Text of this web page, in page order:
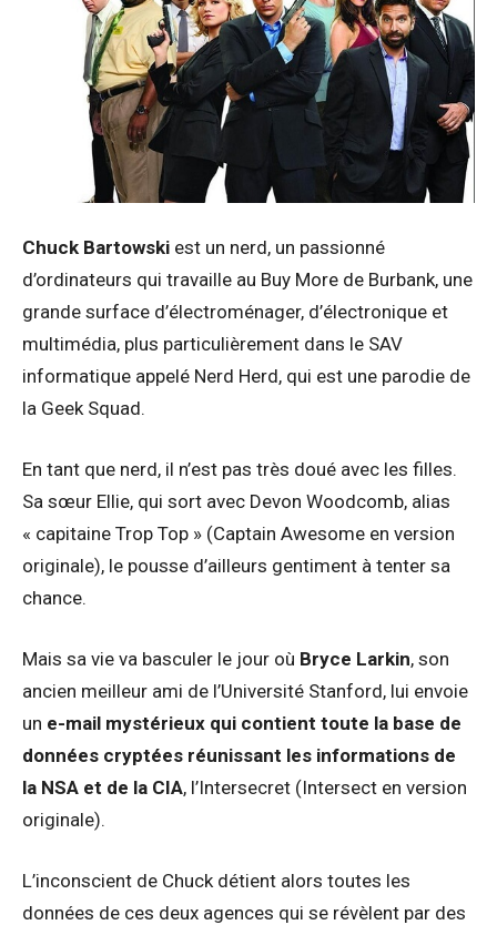
Chuck Bartowski est un nerd, un passionné
d’ordinateurs qui travaille au Buy More de Burbank, une
grande surface d’électroménager, d’électronique et
multimédia, plus particulièrement dans le SAV
informatique appelé Nerd Herd, qui est une parodie de
la Geek Squad.
En tant que nerd, il n’est pas très doué avec les filles.
Sa sœur Ellie, qui sort avec Devon Woodcomb, alias
« capitaine Trop Top » (Captain Awesome en version
originale), le pousse d’ailleurs gentiment à tenter sa
chance.
Mais sa vie va basculer le jour où Bryce Larkin, son
ancien meilleur ami de l’Université Stanford, lui envoie
un e-mail mystérieux qui contient toute la base de
données cryptées réunissant les informations de
la NSA et de la CIA, l’Intersecret (Intersect en version
originale).
L’inconscient de Chuck détient alors toutes les
données de ces deux agences qui se révèlent par des